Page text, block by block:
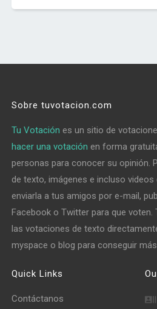
Sobre tuvotacion.com
Tu Votación es un sitio de
hacer una votación en forma
personas para conocer su opinión.
de texto, imágenes e incluso videos
enviarla a tus amigos por e-mail,
Facebook o Twitter para que voten.
las votaciones de texto
myspace o blog para conseguir
Quick Links
Contáctanos